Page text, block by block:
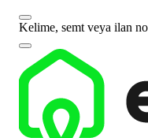
Kelime, semt veya ilan